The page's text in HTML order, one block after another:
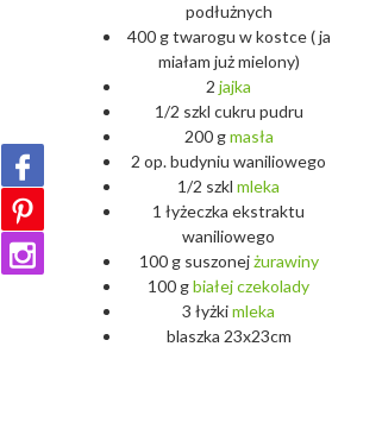
podłużnych
400 g twarogu w kostce ( ja
miałam już mielony)
2 jajka
1/2 szkl cukru pudru
200 gmasła
2 op. budyniu waniliowego
1/2 szkl mleka
1 łyżeczka ekstraktu
waniliowego
100 g suszonejżurawiny
100 gbiałejczekolady
3 łyżkimleka
blaszka 23x23cm